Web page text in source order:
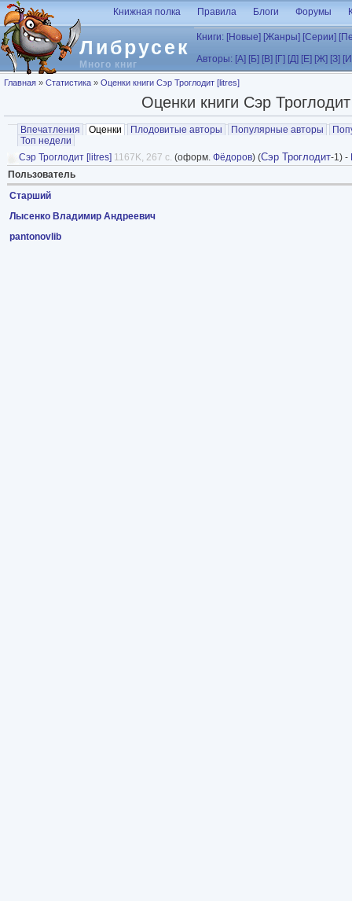
Перейти к основному содержанию
Либрусек
Много книг
Книжная полка Правила Блоги Форумы
Книги: [Новые] [Жанры] [Серии]
Авторы: [А] [Б] [В] [Г] [Д] [Е] [Ж] [З]
Вы здесь
Главная » Статистика » Оценки книги Сэр Троглодит [litres]
Оценки книги Сэр
Главные вкладки
Впечатления Оценки (активная вкладка)
Плодовитые авторы Популярные авторы
Топ недели
Сэр Троглодит [litres] 1167K, 267 с. (оформ. Фёдоров) (Сэр Троглодит-1) -
Пользователь
Старший
Лысенко Владимир Андреевич
pantonovlib